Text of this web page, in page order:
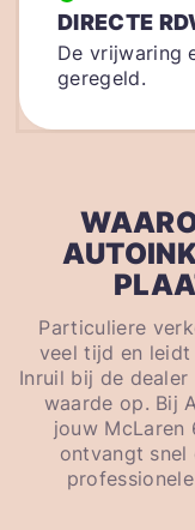
DIRECTE
De vrijwaring
geregeld.
Particuliere
veel tijd en leidt
Inruil bij de
waarde op. Bij
jouw McLaren
ontvangt